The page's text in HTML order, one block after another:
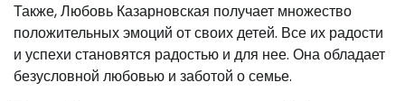
Также, Любовь Казарновская получает множество
положительных эмоций от своих детей. Все их радости
и успехи становятся радостью и для нее. Она обладает
безусловной любовью и заботой о семье.